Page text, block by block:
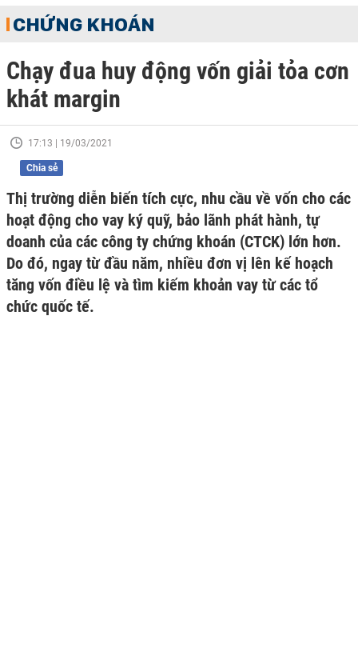
CHỨNG KHOÁN
Chạy đua huy động vốn giải tỏa cơn
khát margin
17:13 | 19/03/2021
Chia sẻ
Thị trường diễn biến tích cực, nhu cầu về vốn cho các
hoạt động cho vay ký quỹ, bảo lãnh phát hành, tự
doanh của các công ty chứng khoán (CTCK) lớn hơn.
Do đó, ngay từ đầu năm, nhiều đơn vị lên kế hoạch
tăng vốn điều lệ và tìm kiếm khoản vay từ các tổ
chức quốc tế.